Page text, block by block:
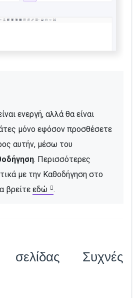
ενεργή, αλλά θα είναι
μόνο εφόσον προσθέσετε
. Περισσότερες
με την Καθοδήγηση στο
βρείτε εδώ .
σελίδας Συχνές